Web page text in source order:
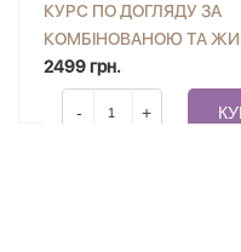
КУРС ПО ДОГЛЯДУ ЗА
КОМБІНОВАНОЮ ТА
ШКІРОЮ ОБЛИЧЧЯ ВІД
ACADEMY JOKO BLEND
2499 грн.
- +